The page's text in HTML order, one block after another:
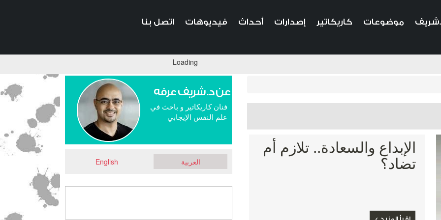
موضوعات كاريكاتير إصدارات أحداث فيديوهات اتصل بنا
Loading
عن د. شريف عرفه
فنان كاريكاتير و باحث في
علم النفس الإيجابي
العربية English
الإبداع والسعادة.. تلازم أم
تضاد؟